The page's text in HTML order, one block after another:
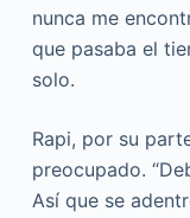
nunca me
que pasaba el
solo.
Rapi, por su
preocupado.
Así que se